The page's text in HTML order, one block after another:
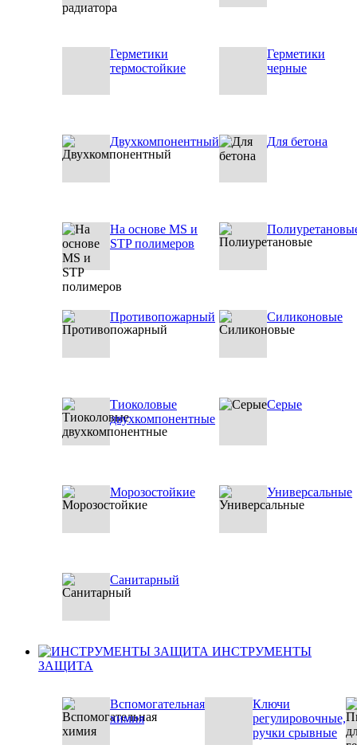
Герметики
термостойкие
Герметики
черные
Двухкомпонентный Для бетона
На основе MS и
STP полимеров
Противопожарный Силиконовые
Тиоколовые
двухкомпонентные
Серые
Морозостойкие Универсальные
Санитарный
ИНСТРУМЕНТЫ
ЗАЩИТА
Вспомогательная
химия
Ключи
регулировочные,
ручки срывные